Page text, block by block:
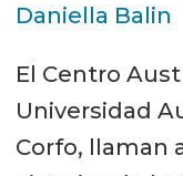
Daniella Balin
El Centro
Universidad
Corfo, llaman